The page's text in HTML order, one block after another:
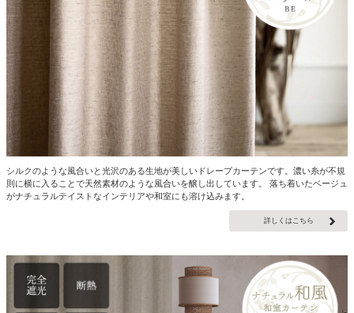
シルクのような風合いと光沢のある生地が美しいドレープカーテンです。濃い糸が不規
則に横に入ることで天然素材のような風合いを醸し出しています。 落ち着いたベージュ
がナチュラルテイストなインテリアや和室にも溶け込みます。
詳しくはこちら